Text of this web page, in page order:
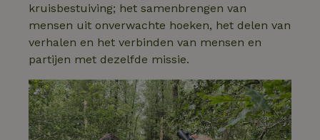
kruisbestuiving; het samenbrengen van
mensen uit onverwachte hoeken, het delen van
verhalen en het verbinden van mensen en
partijen met dezelfde missie.